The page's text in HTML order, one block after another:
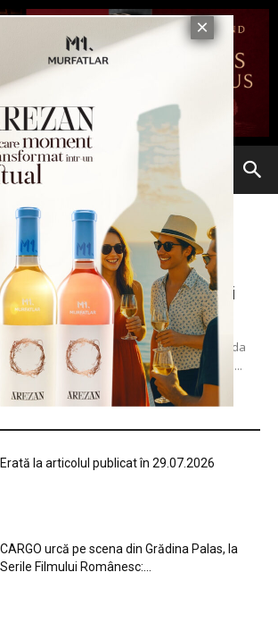
Fire Monkey
Monkey
Cât costă cei mai scumpi
lume....
adidaşi din lume, creaţi de casa de moda
şi botezaţi cu numele de Fire Monkey, este...
Erată la articolul publicat în 29.07.2026
CARGO urcă pe scena din Grădina Palas, la
Serile Filmului Românesc:...